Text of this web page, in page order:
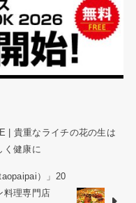
| 貴重なライチの花の生は
く健康に
）」20
料理専門店